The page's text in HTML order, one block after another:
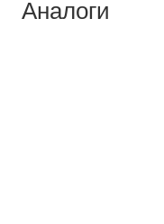
Аналоги